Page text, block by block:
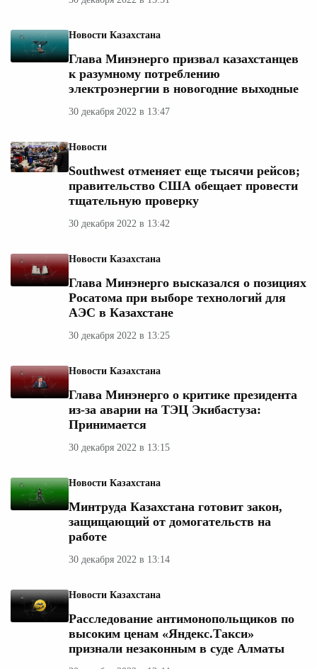
Новости Казахстана
Глава Минэнерго призвал казахстанцев
к разумному потреблению
электроэнергии в новогодние выходные
30 декабря 2022 в 13:47
Новости
Southwest отменяет еще тысячи рейсов;
правительство США обещает провести
тщательную проверку
30 декабря 2022 в 13:42
Новости Казахстана
Глава Минэнерго высказался о позициях
Росатома при выборе технологий для
АЭС в Казахстане
30 декабря 2022 в 13:25
Новости Казахстана
Глава Минэнерго о критике президента
из-за аварии на ТЭЦ Экибастуза:
Принимается
30 декабря 2022 в 13:15
Новости Казахстана
Минтруда Казахстана готовит закон,
защищающий от домогательств на
работе
30 декабря 2022 в 13:14
Новости Казахстана
Расследование антимонопольщиков по
высоким ценам «Яндекс.Такси»
признали незаконным в суде Алматы